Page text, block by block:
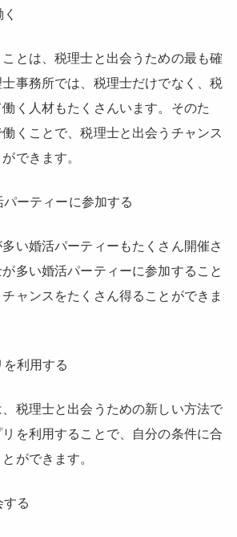
とは、税理士と出会うための最も確
事務所では、税理士だけでなく、税
く人材もたくさんいます。そのた
くことで、税理士と出会うチャンス
できます。
ーティーに参加する
い婚活パーティーもたくさん開催さ
多い婚活パーティーに参加すること
ャンスをたくさん得ることができま
利用する
税理士と出会うための新しい方法で
を利用することで、自分の条件に合
ができます。
る